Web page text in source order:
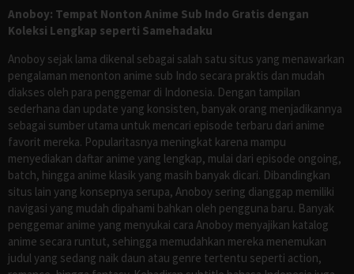
Anoboy: Tempat Nonton Anime Sub Indo Gratis dengan
Koleksi Lengkap seperti Samehadaku
Anoboy sejak lama dikenal sebagai salah satu situs yang menawarkan
pengalaman menonton anime sub Indo secara praktis dan mudah
diakses oleh para penggemar di Indonesia. Dengan tampilan
sederhana dan update yang konsisten, banyak orang menjadikannya
sebagai sumber utama untuk mencari episode terbaru dari anime
favorit mereka. Popularitasnya meningkat karena mampu
menyediakan daftar anime yang lengkap, mulai dari episode ongoing,
batch, hingga anime klasik yang masih banyak dicari. Dibandingkan
situs lain yang konsepnya serupa, Anoboy sering dianggap memiliki
navigasi yang mudah dipahami bahkan oleh pengguna baru. Banyak
penggemar anime yang menyukai cara Anoboy menyajikan katalog
anime secara runtut, sehingga memudahkan mereka menemukan
judul yang sedang naik daun atau genre tertentu seperti action,